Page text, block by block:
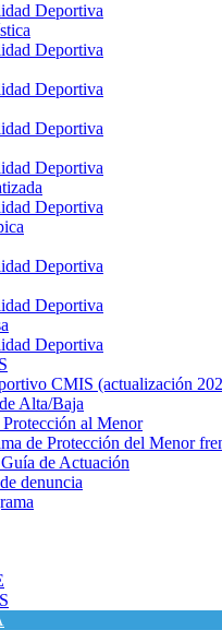
Deportiva
Deportiva
Deportiva
Deportiva
Deportiva
Deportiva
Deportiva
Deportiva
Deportiva
CMIS (actualización
Alta/Baja
al Menor
de Protección del Menor
de Actuación
denuncia